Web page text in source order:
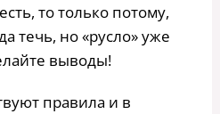
то только потому,
течь, но «русло» уже
выводы!
правила и в